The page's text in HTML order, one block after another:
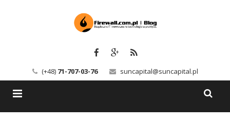
(+48) 71-707-03-76 suncapital@suncapital.pl